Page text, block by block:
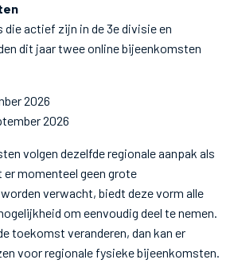
actief zijn in de 3e divisie en
dit jaar twee online bijeenkomsten
2026
2026
volgen dezelfde regionale aanpak als
momenteel geen grote
verwacht, biedt deze vorm alle
om eenvoudig deel te nemen.
toekomst veranderen, dan kan er
voor regionale fysieke bijeenkomsten.